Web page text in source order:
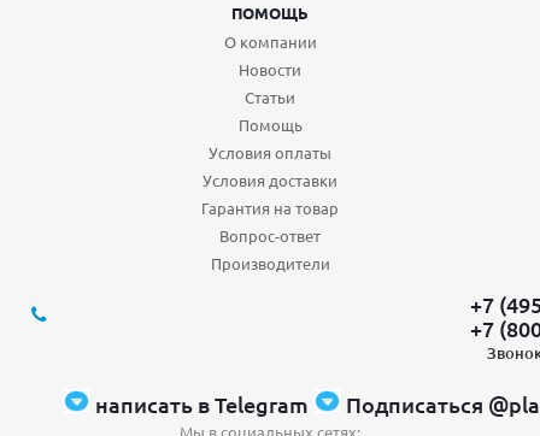
ПОМОЩЬ
О компании
Новости
Статьи
Помощь
Условия оплаты
Условия доставки
Гарантия на товар
Вопрос-ответ
Производители
+7
+7
написать в Telegram Подписаться
Мы в социальных сетях: